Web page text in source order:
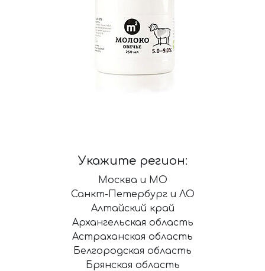
Укажите регион:
Москва и МО
Санкт-Петербург и ЛО
Алтайский край
Архангельская область
Астраханская область
Белгородская область
Брянская область